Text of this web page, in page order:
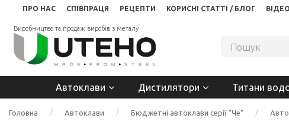
ПРО НАС СПІВПРАЦЯ РЕЦЕПТИ КОРИСНІ СТАТТІ / БЛОГ ВІДЕО
Виробництво та продаж виробів з металу
Автоклави Дистилятори Титани
Головна Автоклави Бюджетні автоклави серії "Че"